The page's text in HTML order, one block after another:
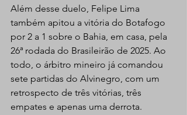
Além desse duelo, Felipe Lima
também apitou a vitória do Botafogo
por 2 a 1 sobre o Bahia, em casa, pela
26ª rodada do Brasileirão de 2025. Ao
todo, o árbitro mineiro já comandou
sete partidas do Alvinegro, com um
retrospecto de três vitórias, três
empates e apenas uma derrota.